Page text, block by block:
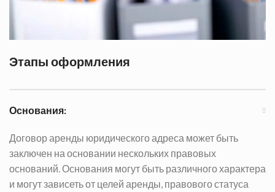
Этапы оформления
Основания:
Договор аренды юридического адреса может быть
заключен на основании нескольких правовых
оснований. Основания могут быть различного характера
и могут зависеть от целей аренды, правового статуса